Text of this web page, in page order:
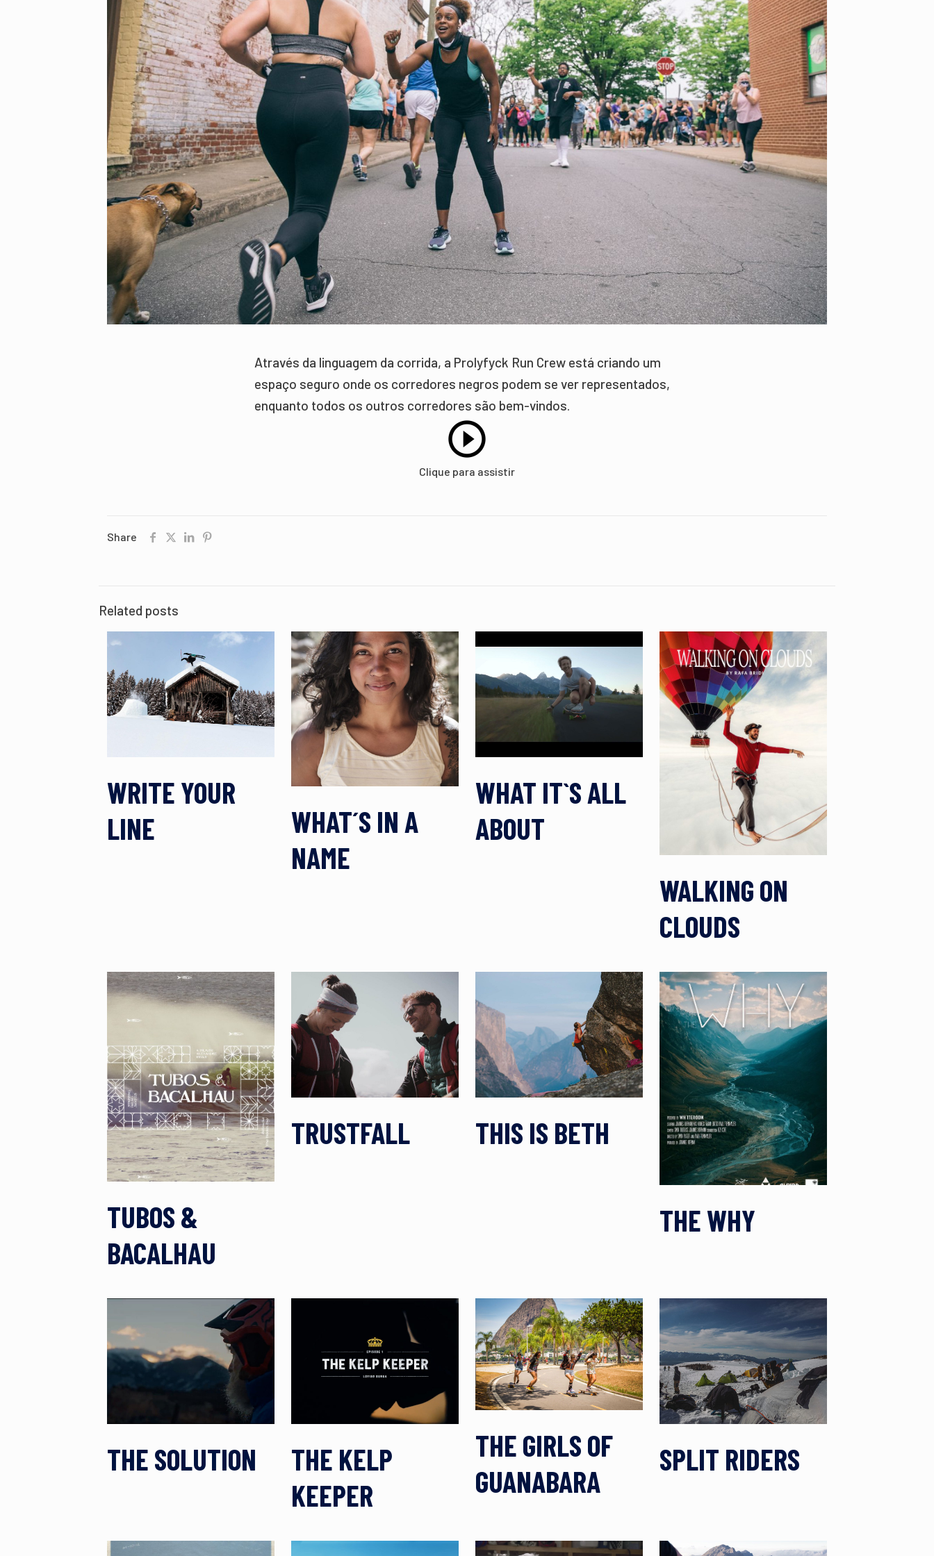
Através da linguagem da corrida, a Prolyfyck Run Crew está criando um
espaço seguro onde os corredores negros podem se ver representados,
enquanto todos os outros corredores são bem-vindos.
Clique para assistir
Share
Related posts
WRITE YOUR
LINE
WHAT´S IN A
NAME
WHAT IT`S ALL
ABOUT
WALKING ON
CLOUDS
TUBOS &
BACALHAU
TRUSTFALL THIS IS BETH
THE WHY
THE SOLUTION
THE KELP
KEEPER
THE GIRLS OF
GUANABARA
SPLIT RIDERS